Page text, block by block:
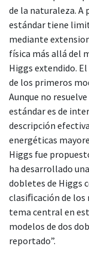
de la naturaleza. A
estándar tiene
mediante
física más allá del
Higgs extendido.
de los primeros
Aunque no
estándar es de
descripción
energéticas
Higgs fue
ha desarrollado
dobletes de Higgs
clasiﬁcación de los
tema central en
modelos de dos
reportado”.